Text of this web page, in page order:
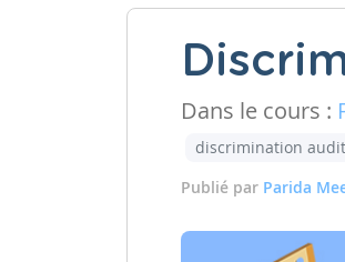
Dans le cours :
discrimination
Publié par Parida